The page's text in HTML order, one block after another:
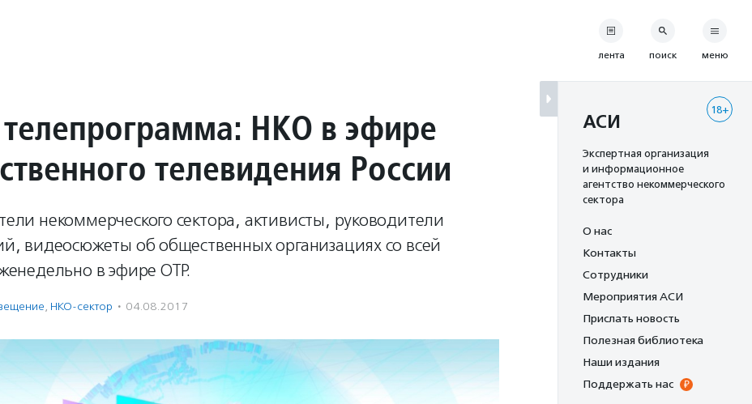
НКО в эфире
телевидения России
некоммерческого сектора, активисты, руководители
видеосюжеты об общественных организациях со всей
в эфире ОТР.
, НКО-сектор · 04.08.2017
лента поиск меню
18+
АСИ
Экспертная организация
и информационное
агентство некоммерческого
сектора
О нас
Контакты
Сотрудники
Мероприятия АСИ
Прислать новость
Полезная библиотека
Наши издания
Поддержать нас